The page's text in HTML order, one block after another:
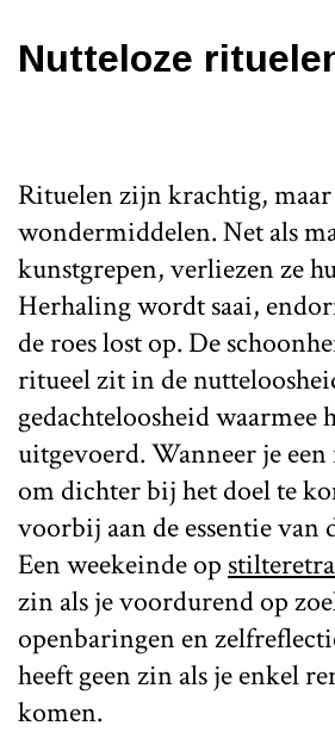
Nutteloze
Rituelen zijn krachtig,
wondermiddelen. Net als
kunstgrepen, verliezen ze
Herhaling wordt saai,
de roes lost op. De
ritueel zit in de
gedachteloosheid waarmee
uitgevoerd. Wanneer je
om dichter bij het doel te
voorbij aan de essentie van
Een weekeinde op
zin als je voordurend op
openbaringen en
heeft geen zin als je enkel
komen.